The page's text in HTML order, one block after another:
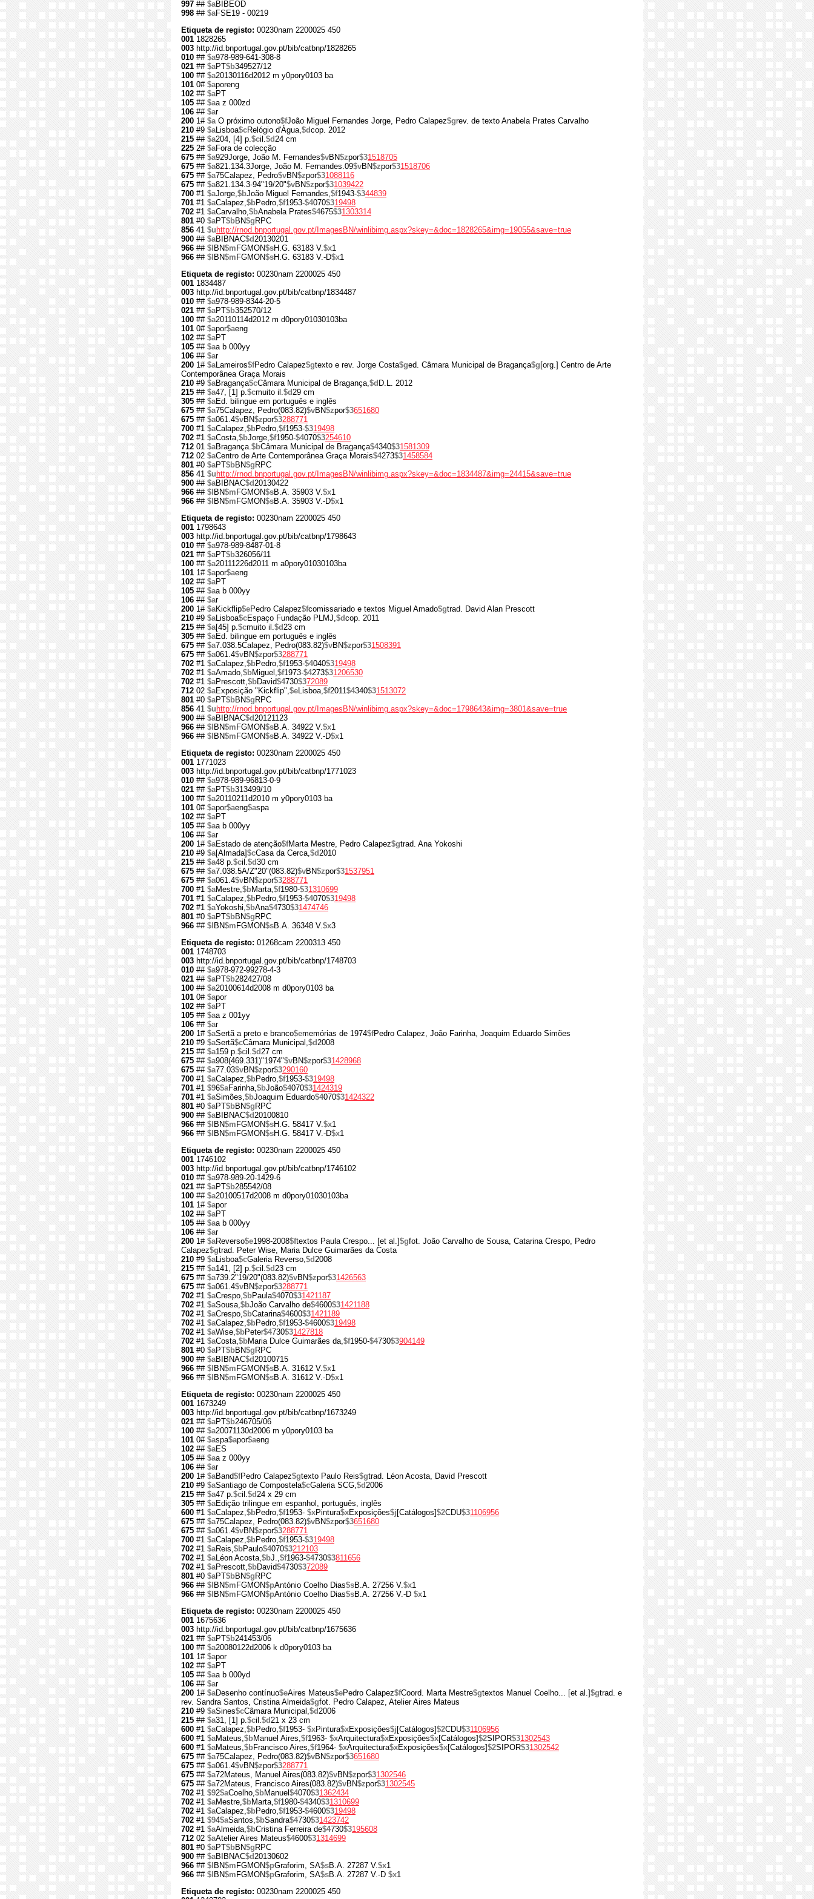
997 ## $aBIBEOD
998 ## $aFSE19 - 00219
Etiqueta de registo: 00230nam 2200025 450
001 1828265
003 http://id.bnportugal.gov.pt/bib/catbnp/1828265
010 ## $a978-989-641-308-8
021 ## $aPT$b349527/12
100 ## $a20130116d2012 m y0pory0103 ba
101 0# $aporeng
102 ## $aPT
105 ## $aa z 000zd
106 ## $ar
200 1# $aO próximo outono$fJoão Miguel Fernandes Jorge, Pedro Calapez$grev. de texto Anabela Prates Carvalho
210 #9 $aLisboa$cRelógio d'Água,$dcop. 2012
215 ## $a204, [4] p.$cil.$d24 cm
225 2# $aFora de colecção
675 ## $a929Jorge, João M. Fernandes$vBN$zpor$31518705
675 ## $a821.134.3Jorge, João M. Fernandes.09$vBN$zpor$31518706
675 ## $a75Calapez, Pedro$vBN$zpor$31088116
675 ## $a821.134.3-94"19/20"$vBN$zpor$31039422
700 #1 $aJorge,$bJoão Miguel Fernandes,$f1943-$344839
701 #1 $aCalapez,$bPedro,$f1953-$4070$319498
702 #1 $aCarvalho,$bAnabela Prates$4675$31303314
801 #0 $aPT$bBN$g RPC
856 41 $u http://rnod.bnportugal.gov.pt/ImagesBN/winlibimg.aspx?skey=&doc=1828265&img=19055&save=true
900 ## $aBIBNAC$d20130201
966 ## $l BN$m FGMON$sH.G. 63183 V.$x1
966 ## $l BN$m FGMON$sH.G. 63183 V.-D$x1
Etiqueta de registo: 00230nam 2200025 450
001 1834487
003 http://id.bnportugal.gov.pt/bib/catbnp/1834487
010 ## $a978-989-8344-20-5
021 ## $aPT$b352570/12
100 ## $a20110114d2012 m d0pory01030103ba
101 0# $apor$aeng
102 ## $aPT
105 ## $aa b 000yy
106 ## $ar
200 1# $aLameiros$fPedro Calapez$gtexto e rev. Jorge Costa$ged. Câmara Municipal de Bragança$g [org.] Centro de Arte
Contemporânea Graça Morais
210 #9 $aBragança$cCâmara Municipal de Bragança,$d D.L. 2012
215 ## $a47, [1] p.$cmuito il.$d29 cm
305 ## $aEd. bilingue em português e inglês
675 ## $a75Calapez, Pedro(083.82)$vBN$zpor$3651680
675 ## $a061.4$vBN$zpor$3288771
700 #1 $aCalapez,$bPedro,$f1953-$319498
702 #1 $aCosta,$bJorge,$f1950-$4070$3254610
712 01 $aBragança.$bCâmara Municipal de Bragança$4340$31581309
712 02 $aCentro de Arte Contemporânea Graça Morais$4273$31458584
801 #0 $aPT$bBN$g RPC
856 41 $u http://rnod.bnportugal.gov.pt/ImagesBN/winlibimg.aspx?skey=&doc=1834487&img=24415&save=true
900 ## $aBIBNAC$d20130422
966 ## $l BN$m FGMON$sB.A. 35903 V.$x1
966 ## $l BN$m FGMON$sB.A. 35903 V.-D$x1
Etiqueta de registo: 00230nam 2200025 450
001 1798643
003 http://id.bnportugal.gov.pt/bib/catbnp/1798643
010 ## $a978-989-8487-01-8
021 ## $aPT$b326056/11
100 ## $a20111226d2011 m a0pory01030103ba
101 1# $apor$aeng
102 ## $aPT
105 ## $aa b 000yy
106 ## $ar
200 1# $aKickflip$ePedro Calapez$fcomissariado e textos Miguel Amado$gtrad. David Alan Prescott
210 #9 $aLisboa$cEspaço Fundação PLMJ,$dcop. 2011
215 ## $a[45] p.$cmuito il.$d23 cm
305 ## $aEd. bilingue em português e inglês
675 ## $a7.038.5Calapez, Pedro(083.82)$vBN$zpor$31508391
675 ## $a061.4$vBN$zpor$3288771
702 #1 $aCalapez,$bPedro,$f1953-$4040$319498
702 #1 $aAmado,$bMiguel,$f1973-$4273$31206530
702 #1 $aPrescott,$bDavid$4730$372089
712 02 $aExposição "Kickflip",$eLisboa,$f2011$4340$31513072
801 #0 $aPT$bBN$g RPC
856 41 $u http://rnod.bnportugal.gov.pt/ImagesBN/winlibimg.aspx?skey=&doc=1798643&img=3801&save=true
900 ## $aBIBNAC$d20121123
966 ## $l BN$m FGMON$sB.A. 34922 V.$x1
966 ## $l BN$m FGMON$sB.A. 34922 V.-D$x1
Etiqueta de registo: 00230nam 2200025 450
001 1771023
003 http://id.bnportugal.gov.pt/bib/catbnp/1771023
010 ## $a978-989-96813-0-9
021 ## $aPT$b313499/10
100 ## $a20110211d2010 m y0pory0103 ba
101 0# $apor$aeng$aspa
102 ## $aPT
105 ## $aa b 000yy
106 ## $ar
200 1# $aEstado de atenção$fMarta Mestre, Pedro Calapez$gtrad. Ana Yokoshi
210 #9 $a[Almada]$cCasa da Cerca,$d2010
215 ## $a48 p.$cil.$d30 cm
675 ## $a7.038.5A/Z"20"(083.82)$vBN$zpor$31537951
675 ## $a061.4$vBN$zpor$3288771
700 #1 $aMestre,$bMarta,$f1980-$31310699
701 #1 $aCalapez,$bPedro,$f1953-$4070$319498
702 #1 $aYokoshi,$bAna$4730$31474746
801 #0 $aPT$bBN$g RPC
966 ## $l BN$m FGMON$sB.A. 36348 V.$x3
Etiqueta de registo: 01268cam 2200313 450
001 1748703
003 http://id.bnportugal.gov.pt/bib/catbnp/1748703
010 ## $a978-972-99278-4-3
021 ## $aPT$b282427/08
100 ## $a20100614d2008 m d0pory0103 ba
101 0# $apor
102 ## $aPT
105 ## $aa z 001yy
106 ## $ar
200 1# $aSertã a preto e branco$ememórias de 1974$fPedro Calapez, João Farinha, Joaquim Eduardo Simões
210 #9 $aSertã$cCâmara Municipal,$d2008
215 ## $a159 p.$cil.$d27 cm
675 ## $a908(469.331)"1974"$vBN$zpor$31428968
675 ## $a77.03$vBN$zpor$3290160
700 #1 $aCalapez,$bPedro,$f1953-$319498
701 #1 $96$aFarinha,$bJoão$4070$31424319
701 #1 $aSimões,$bJoaquim Eduardo$4070$31424322
801 #0 $aPT$bBN$g RPC
900 ## $aBIBNAC$d20100810
966 ## $l BN$m FGMON$sH.G. 58417 V.$x1
966 ## $l BN$m FGMON$sH.G. 58417 V.-D$x1
Etiqueta de registo: 00230nam 2200025 450
001 1746102
003 http://id.bnportugal.gov.pt/bib/catbnp/1746102
010 ## $a978-989-20-1429-6
021 ## $aPT$b285542/08
100 ## $a20100517d2008 m d0pory01030103ba
101 1# $apor
102 ## $aPT
105 ## $aa b 000yy
106 ## $ar
200 1# $aReverso$e1998-2008$ftextos Paula Crespo... [et al.]$gfot. João Carvalho de Sousa, Catarina Crespo, Pedro
Calapez$gtrad. Peter Wise, Maria Dulce Guimarães da Costa
210 #9 $aLisboa$cGaleria Reverso,$d2008
215 ## $a141, [2] p.$cil.$d23 cm
675 ## $a739.2"19/20"(083.82)$vBN$zpor$31426563
675 ## $a061.4$vBN$zpor$3288771
702 #1 $aCrespo,$bPaula$4070$31421187
702 #1 $aSousa,$bJoão Carvalho de$4600$31421188
702 #1 $aCrespo,$bCatarina$4600$31421189
702 #1 $aCalapez,$bPedro,$f1953-$4600$319498
702 #1 $aWise,$bPeter$4730$31427818
702 #1 $aCosta,$bMaria Dulce Guimarães da,$f1950-$4730$3904149
801 #0 $aPT$bBN$g RPC
900 ## $aBIBNAC$d20100715
966 ## $l BN$m FGMON$sB.A. 31612 V.$x1
966 ## $l BN$m FGMON$sB.A. 31612 V.-D$x1
Etiqueta de registo: 00230nam 2200025 450
001 1673249
003 http://id.bnportugal.gov.pt/bib/catbnp/1673249
021 ## $aPT$b246705/06
100 ## $a20071130d2006 m y0pory0103 ba
101 0# $aspa$apor$aeng
102 ## $aES
105 ## $aa z 000yy
106 ## $ar
200 1# $aBand$fPedro Calapez$gtexto Paulo Reis$gtrad. Léon Acosta, David Prescott
210 #9 $aSantiago de Compostela$cGaleria SCG,$d2006
215 ## $a47 p.$cil.$d24 x 29 cm
305 ## $aEdição trilingue em espanhol, português, inglês
600 #1 $aCalapez,$bPedro,$f1953- $xPintura$xExposições$j [Catálogos]$2CDU$31106956
675 ## $a75Calapez, Pedro(083.82)$vBN$zpor$3651680
675 ## $a061.4$vBN$zpor$3288771
700 #1 $aCalapez,$bPedro,$f1953-$319498
702 #1 $aReis,$bPaulo$4070$3212103
702 #1 $aLéon Acosta,$bJ.,$f1963-$4730$3811656
702 #1 $aPrescott,$bDavid$4730$372089
801 #0 $aPT$bBN$g RPC
966 ## $l BN$m FGMON$pAntónio Coelho Dias$sB.A. 27256 V.$x1
966 ## $l BN$m FGMON$pAntónio Coelho Dias$sB.A. 27256 V.-D $x1
Etiqueta de registo: 00230nam 2200025 450
001 1675636
003 http://id.bnportugal.gov.pt/bib/catbnp/1675636
021 ## $aPT$b241453/06
100 ## $a20080122d2006 k d0pory0103 ba
101 1# $apor
102 ## $aPT
105 ## $aa b 000yd
106 ## $ar
200 1# $aDesenho contínuo$eAires Mateus$ePedro Calapez$fCoord. Marta Mestre$gtextos Manuel Coelho... [et al.]$gtrad. e
rev. Sandra Santos, Cristina Almeida$gfot. Pedro Calapez, Atelier Aires Mateus
210 #9 $aSines$cCâmara Municipal,$d2006
215 ## $a31, [1] p.$cil.$d21 x 23 cm
600 #1 $aCalapez,$bPedro,$f1953- $xPintura$xExposições$j [Catálogos]$2CDU$31106956
600 #1 $aMateus,$bManuel Aires,$f1963- $xArquitectura$xExposições$x[Catálogos]$2SIPOR$31302543
600 #1 $aMateus,$bFrancisco Aires,$f1964- $xArquitectura$xExposições$x[Catálogos]$2SIPOR$31302542
675 ## $a75Calapez, Pedro(083.82)$vBN$zpor$3651680
675 ## $a061.4$vBN$zpor$3288771
675 ## $a72Mateus, Manuel Aires(083.82)$vBN$zpor$31302546
675 ## $a72Mateus, Francisco Aires(083.82)$vBN$zpor$31302545
702 #1 $92$aCoelho,$bManuel $4070$31362434
702 #1 $aMestre,$bMarta,$f1980-$4340$31310699
702 #1 $aCalapez,$bPedro,$f1953-$4600$319498
702 #1 $94$aSantos,$bSandra$4730$31423742
702 #1 $aAlmeida,$bCristina Ferreira de$4730$3195608
712 02 $aAtelier Aires Mateus$4600$31314699
801 #0 $aPT$bBN$g RPC
900 ## $aBIBNAC$d20130602
966 ## $l BN$m FGMON$pGraforim, SA$sB.A. 27287 V.$x1
966 ## $l BN$m FGMON$pGraforim, SA$sB.A. 27287 V.-D $x1
Etiqueta de registo: 00230nam 2200025 450